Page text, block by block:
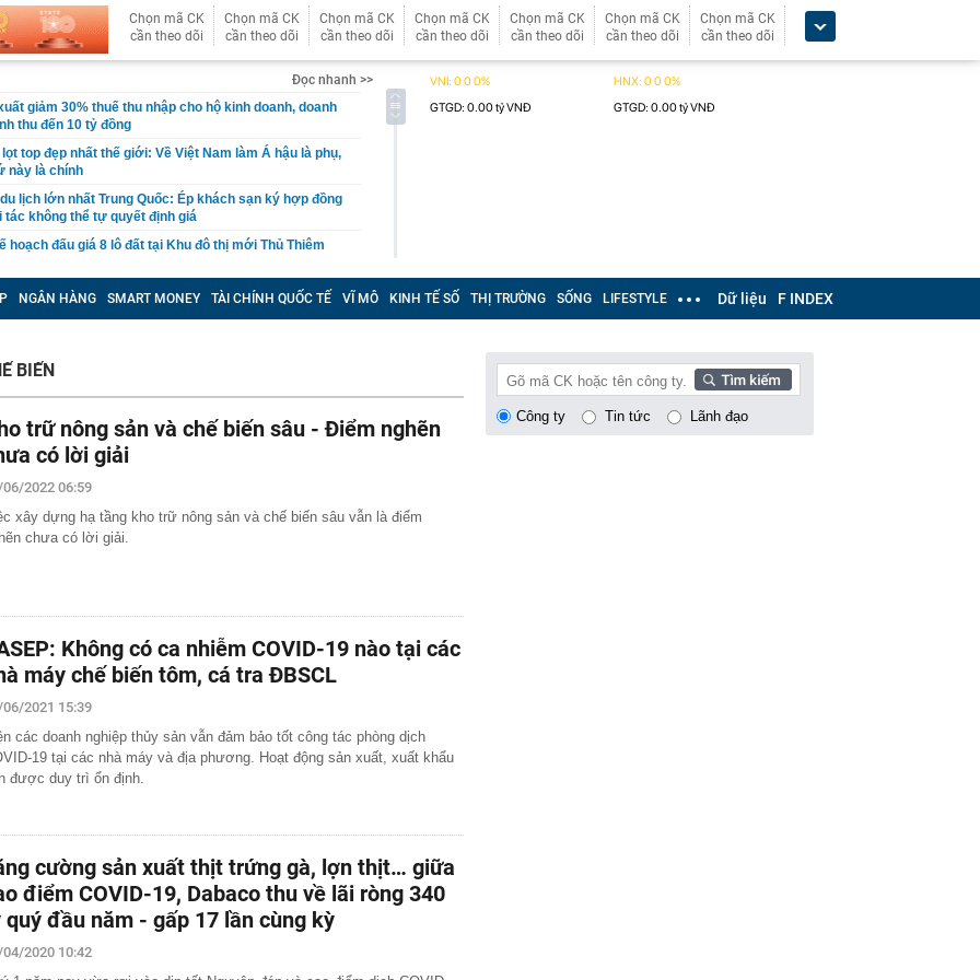
Chọn mã CK
cần theo dõi
Chọn mã CK
cần theo dõi
Chọn mã CK
cần theo dõi
Chọn mã CK
cần theo dõi
Chọn mã CK
cần theo dõi
Chọn mã CK
cần theo dõi
Chọn mã CK
cần theo dõi
Đọc nhanh >>
giảm 30% thuế thu nhập cho hộ kinh doanh, doanh
thu đến 10 tỷ đồng
top đẹp nhất thế giới: Về Việt Nam làm Á hậu là phụ,
này là chính
lịch lớn nhất Trung Quốc: Ép khách sạn ký hợp đồng
tác không thể tự quyết định giá
hoạch đấu giá 8 lô đất tại Khu đô thị mới Thủ Thiêm
thói quen này chứng tỏ họ đang sống giả tạo với chính
báo quan trọng đến người thường xuyên nhận tiền
siêu đập thủy điện lớn nhất thế giới, gấp 3 lần Tam
chuyển 1,1 tỷ đồng vào tài khoản của chính mình, người
an chặn giao dịch
1.450 tấn cùng nâng khung thép 125 tấn cho nhà hát
1,3 tỷ đồng
tại của Việt Anh - Quỳnh Nga
nhiều gia đình thích đặt 1 lọ dầu gió trong nhà vệ
titan, Chủ tịch Tập đoàn Hưng Thịnh lãnh 10 năm tù
phát hiện bí mật dưới mỏ đa kim loại vàng, bạc - thân
thường hé lộ dư địa khai thác lớn
tạo ra virus bằng AI
khi trở thành cầu thủ nhập tịch đầu tiên trong lịch
trưởng ĐT Việt Nam
liên quan vụ drone mang chất nổ tại sân bay Đức
và Hồ Văn Khoa đến gây rối, nhưng Vua Quạt cũng
bảng cân đối kế toán hé lộ giá trị của "trùm" giải trí
NGÂN HÀNG SMART MONEY TÀI CHÍNH QUỐC TẾ VĨ MÔ KINH TẾ SỐ THỊ TRƯỜNG SỐNG LIFESTYLE Dữ liệu F INDEX
BIẾN
trữ nông sản và chế biến sâu - Điểm nghẽn
có lời giải
06/2022 06:59
xây dựng hạ tầng kho trữ nông sản và chế biến sâu vẫn là điểm
chưa có lời giải.
Không có ca nhiễm COVID-19 nào tại các
máy chế biến tôm, cá tra ĐBSCL
06/2021 15:39
các doanh nghiệp thủy sản vẫn đảm bảo tốt công tác phòng dịch
19 tại các nhà máy và địa phương. Hoạt động sản xuất, xuất khẩu
được duy trì ổn định.
cường sản xuất thịt trứng gà, lợn thịt… giữa
điểm COVID-19, Dabaco thu về lãi ròng 340
quý đầu năm - gấp 17 lần cùng kỳ
2020 10:42
Công ty Tin tức Lãnh đạo